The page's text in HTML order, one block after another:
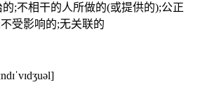
;不相干的人所做的(或提供的);公正
受影响的;无关联的